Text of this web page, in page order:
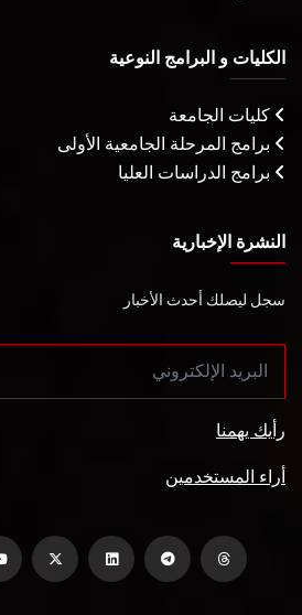
الكليات و البرامج النوعية
كليات الجامعة
برامج المرحلة الجامعية الأولى
برامج الدراسات العليا
النشرة الإخبارية
سجل ليصلك أحدث الأخبار
رأيك يهمنا
أراء المستخدمين